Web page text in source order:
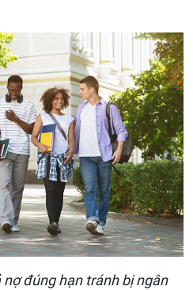
đúng hạn tránh bị ngân